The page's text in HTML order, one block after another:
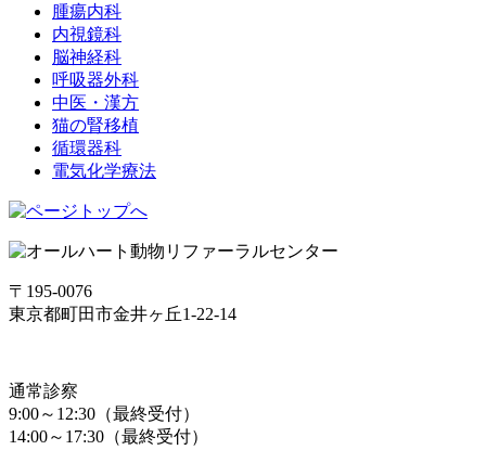
腫瘍内科
内視鏡科
脳神経科
呼吸器外科
中医・漢方
猫の腎移植
循環器科
電気化学療法
〒195-0076
東京都町田市金井ヶ丘1-22-14
通常診察
9:00～12:30（最終受付）
14:00～17:30（最終受付）